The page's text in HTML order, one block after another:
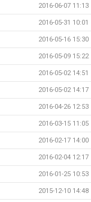
2016-06-07 11:13
2016-05-31 10:01
2016-05-16 15:30
2016-05-09 15:22
2016-05-02 14:51
2016-05-02 14:17
2016-04-26 12:53
2016-03-15 11:05
2016-02-17 14:00
2016-02-04 12:17
2016-01-25 10:53
2015-12-10 14:48